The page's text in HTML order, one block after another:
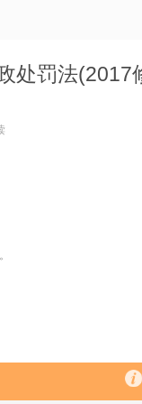
处罚法(2017